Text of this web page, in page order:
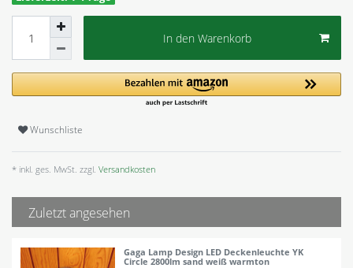
In den Warenkorb
Wunschliste
* inkl. ges. MwSt. zzgl. Versandkosten
Zuletzt angesehen
Gaga Lamp Design LED Deckenleuchte YK
Circle 2800lm sand weiß warmton